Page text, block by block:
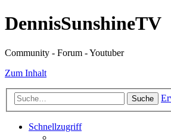
DennisSunshineTV
Community - Forum - Youtuber
Zum Inhalt
Suche
Schnellzugriff